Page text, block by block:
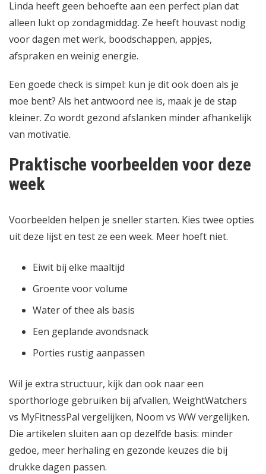
Linda heeft geen behoefte aan een perfect plan dat
alleen lukt op zondagmiddag. Ze heeft houvast nodig
voor dagen met werk, boodschappen, appjes,
afspraken en weinig energie.
Een goede check is simpel: kun je dit ook doen als je
moe bent? Als het antwoord nee is, maak je de stap
kleiner. Zo wordt gezond afslanken minder afhankelijk
van motivatie.
Praktische voorbeelden voor deze
week
Voorbeelden helpen je sneller starten. Kies twee opties
uit deze lijst en test ze een week. Meer hoeft niet.
Eiwit bij elke maaltijd
Groente voor volume
Water of thee als basis
Een geplande avondsnack
Porties rustig aanpassen
Wil je extra structuur, kijk dan ook naareen
sporthorloge gebruiken bij afvallen, WeightWatchers
vs MyFitnessPal vergelijken, Noom vs WW vergelijken.
Die artikelen sluiten aan op dezelfde basis: minder
gedoe, meer herhaling en gezonde keuzes die bij
drukke dagen passen.